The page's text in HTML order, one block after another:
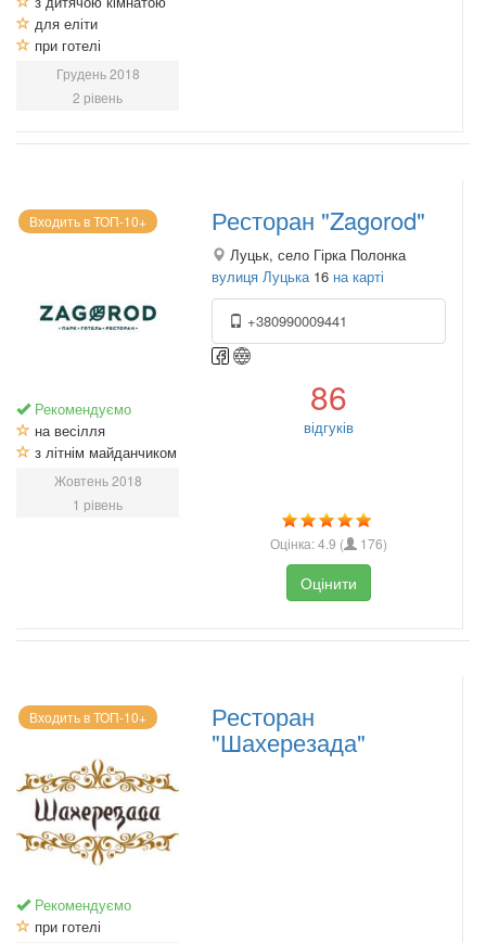
для еліти
при готелі
Грудень 2018
2 рівень
Входить в ТОП-10+
Рекомендуємо
на весілля
з літнім майданчиком
Жовтень 2018
1 рівень
Ресторан "Zagorod"
Луцьк, село Гірка Полонка
вулиця Луцька 16 на карті
+380990009441
86
відгуків
Оцінка:4.9 ( 176)
Оцінити
Входить в ТОП-10+
Рекомендуємо
при готелі
Ресторан
"Шахерезада"